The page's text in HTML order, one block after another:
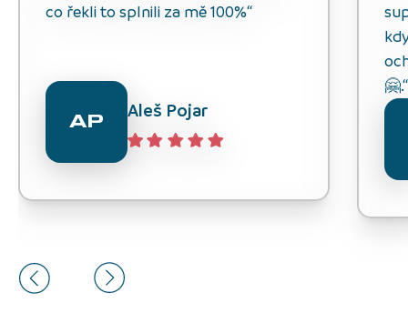
co řekli to splnili za mě 100%“
AP Aleš Pojar